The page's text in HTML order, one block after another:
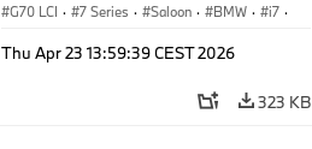
G70 LCI · 7 Series · Saloon · BMW · i7 ·
Thu Apr 23 13:59:39 CEST 2026
323 KB